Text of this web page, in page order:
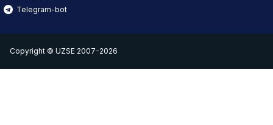
Telegram-bot
Copyright © UZSE 2007-2026